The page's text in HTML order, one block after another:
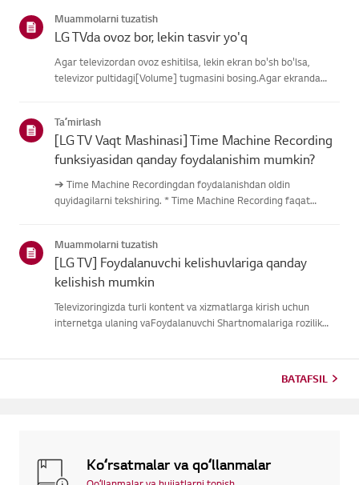
Muammolarni tuzatish
LG TVda ovoz bor, lekin tasvir yo'q
Agar televizordan ovoz eshitilsa, lekin ekran bo'sh bo'lsa,
televizor pultidagi[Volume] tugmasini bosing.Agar ekranda
mumkin.Muammo tashqi quril...
Taʼmirlash
[LG TV Vaqt Mashinasi] Time Machine Recording
funksiyasidan qanday foydalanishim mumkin?
➔ Time Machine Recordingdan foydalanishdan oldin
quyidagilarni tekshiring. * Time Machine Recording faqat
qurilmalariga ulangan ...
Muammolarni tuzatish
[LG TV] Foydalanuvchi kelishuvlariga qanday
kelishish mumkin
Televizoringizda turli kontent va xizmatlarga kirish uchun
internetga ulaning vaFoydalanuvchi Shartnomalariga rozilik
BATAFSIL
Koʻrsatmalar va qoʻllanmalar